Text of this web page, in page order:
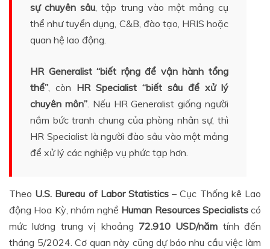
sự chuyên sâu , tập trung vào một mảng cụ
thể như tuyển dụng, C&B, đào tạo, HRIS hoặc
quan hệ lao động.
HR Generalist “biết rộng để vận hành tổng
thể” , còn HR Specialist “biết sâu để xử lý
chuyên môn”. Nếu HR Generalist giống người
nắm bức tranh chung của phòng nhân sự, thì
HR Specialist là người đào sâu vào một mảng
để xử lý các nghiệp vụ phức tạp hơn.
Theo U.S. Bureau of Labor Statistics – Cục Thống kê Lao
động Hoa Kỳ, nhóm nghề Human Resources Specialistscó
mức lương trung vị khoảng 72.910 USD/năm tính đến
tháng 5/2024. Cơ quan này cũng dự báo nhu cầu việc làm